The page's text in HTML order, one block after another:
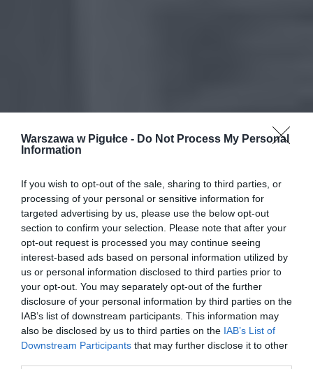
Warszawa w Pigułce - Do Not Process My Personal
Information
If you wish to opt-out of the sale, sharing to third parties, or
processing of your personal or sensitive information for
targeted advertising by us, please use the below opt-out
section to confirm your selection. Please note that after your
opt-out request is processed you may continue seeing
interest-based ads based on personal information utilized by
us or personal information disclosed to third parties prior to
your opt-out. You may separately opt-out of the further
disclosure of your personal information by third parties on the
IAB’s list of downstream participants. This information may
also be disclosed by us to third parties on the IAB’s List of
Downstream Participants that may further disclose it to other